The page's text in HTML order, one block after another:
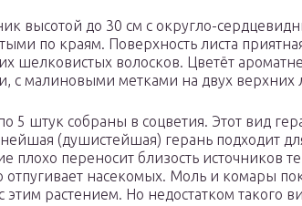
высотой до 30 см с округло-
по краям. Поверхность листа
шелковистых волосков. Цветёт
с малиновыми метками на двух верхних
5 штук собраны в соцветия. Этот вид
(душистейшая) герань подходит
плохо переносит близость источников
насекомых. Моль и комары
этим растением. Но недостатком такого